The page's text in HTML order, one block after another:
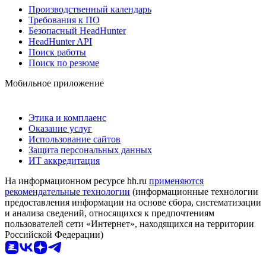
Производственный календарь
Требования к ПО
Безопасный HeadHunter
HeadHunter API
Поиск работы
Поиск по резюме
Мобильное приложение
Этика и комплаенс
Оказание услуг
Использование сайтов
Защита персональных данных
ИТ аккредитация
На информационном ресурсе hh.ru применяются
рекомендательные технологии (информационные технологии
предоставления информации на основе сбора, систематизации
и анализа сведений, относящихся к предпочтениям
пользователей сети «Интернет», находящихся на территории
Российской Федерации)